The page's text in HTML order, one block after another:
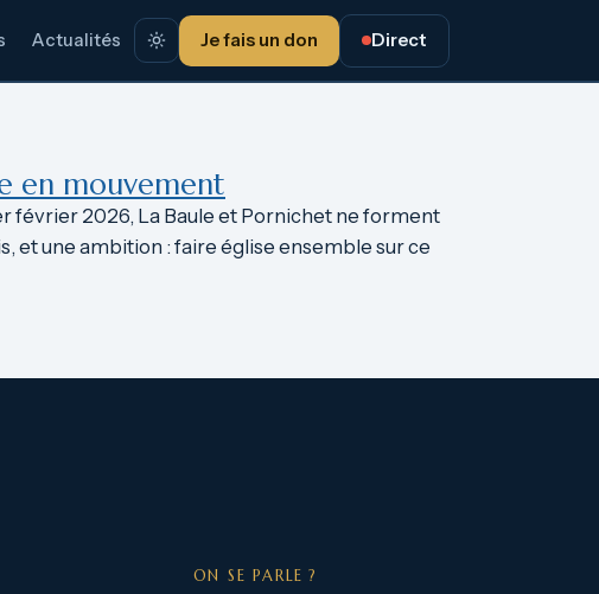
Actualités Je fais un don Direct
en mouvement
février 2026, La Baule et Pornichet ne forment
et une ambition : faire église ensemble sur ce
ON SE PARLE ?